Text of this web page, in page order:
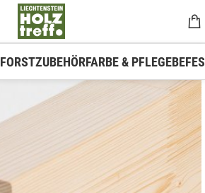
FORSTZUBEHÖRFARBE & PFLEGE